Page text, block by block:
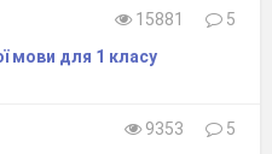
15881
5
мови для 1 класу
9353
5